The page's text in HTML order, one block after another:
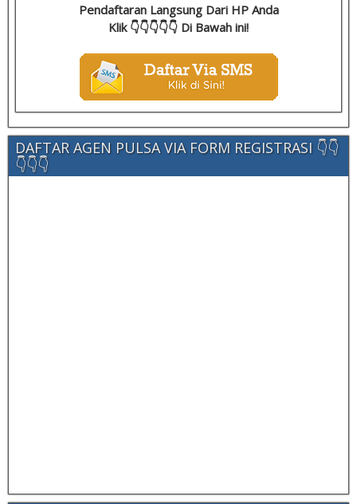
Pendaftaran Langsung Dari HP Anda
Klik 👇👇👇👇👇 Di Bawah ini!
DAFTAR AGEN PULSA VIA FORM REGISTRASI 👇👇
👇👇👇